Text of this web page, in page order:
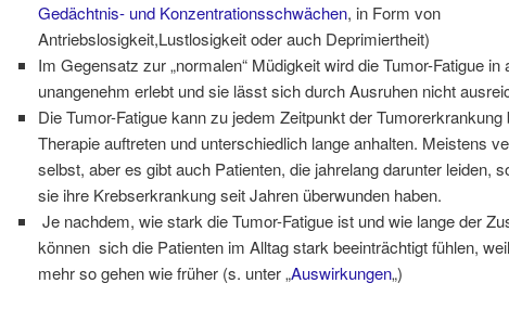
Gedächtnis- und Konzentrationsschwächen, in Form von
Antriebslosigkeit,Lustlosigkeit oder auch Deprimiertheit)
Im Gegensatz zur „normalen“ Müdigkeit wird die Tumor-Fatigue in
unangenehm erlebt und sie lässt sich durch Ausruhen nicht
Die Tumor-Fatigue kann zu jedem Zeitpunkt der Tumorerkrankung
Therapie auftreten und unterschiedlich lange anhalten. Meistens
selbst, aber es gibt auch Patienten, die jahrelang darunter leiden,
sie ihre Krebserkrankung seit Jahren überwunden haben.
Je nachdem, wie stark die Tumor-Fatigue ist und wie lange der
können sich die Patienten im Alltag stark beeinträchtigt fühlen,
mehr so gehen wie früher (s. unter „Auswirkungen„)